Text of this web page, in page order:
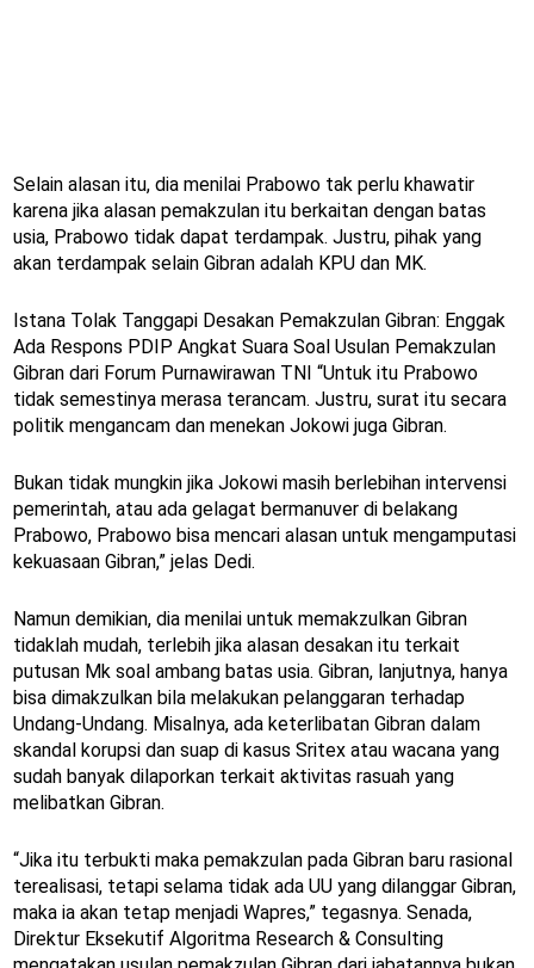
Selain alasan itu, dia menilai Prabowo tak perlu khawatir
karena jika alasan pemakzulan itu berkaitan dengan batas
usia, Prabowo tidak dapat terdampak. Justru, pihak yang
akan terdampak selain Gibran adalah KPU dan MK.
Istana Tolak Tanggapi Desakan Pemakzulan Gibran: Enggak
Ada Respons PDIP Angkat Suara Soal Usulan Pemakzulan
Gibran dari Forum Purnawirawan TNI “Untuk itu Prabowo
tidak semestinya merasa terancam. Justru, surat itu secara
politik mengancam dan menekan Jokowi juga Gibran.
Bukan tidak mungkin jika Jokowi masih berlebihan intervensi
pemerintah, atau ada gelagat bermanuver di belakang
Prabowo, Prabowo bisa mencari alasan untuk mengamputasi
kekuasaan Gibran,” jelas Dedi.
Namun demikian, dia menilai untuk memakzulkan Gibran
tidaklah mudah, terlebih jika alasan desakan itu terkait
putusan Mk soal ambang batas usia. Gibran, lanjutnya, hanya
bisa dimakzulkan bila melakukan pelanggaran terhadap
Undang-Undang. Misalnya, ada keterlibatan Gibran dalam
skandal korupsi dan suap di kasus Sritex atau wacana yang
sudah banyak dilaporkan terkait aktivitas rasuah yang
melibatkan Gibran.
“Jika itu terbukti maka pemakzulan pada Gibran baru rasional
terealisasi, tetapi selama tidak ada UU yang dilanggar Gibran,
maka ia akan tetap menjadi Wapres,” tegasnya. Senada,
Direktur Eksekutif Algoritma Research & Consulting